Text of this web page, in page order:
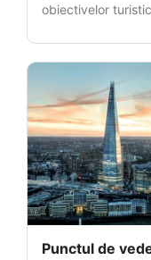
obiectivelor
Punctul de